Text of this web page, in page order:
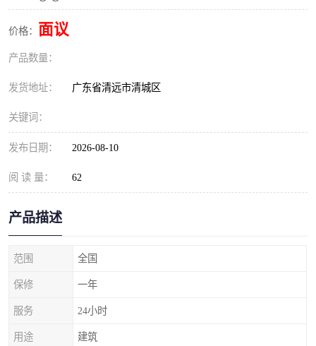
价格： 面议
产品数量：
发货地址： 广东省清远市清城区
关键词：
发布日期： 2026-08-10
阅 读 量： 62
产品描述
范围 全国
保修 一年
服务 24小时
用途 建筑